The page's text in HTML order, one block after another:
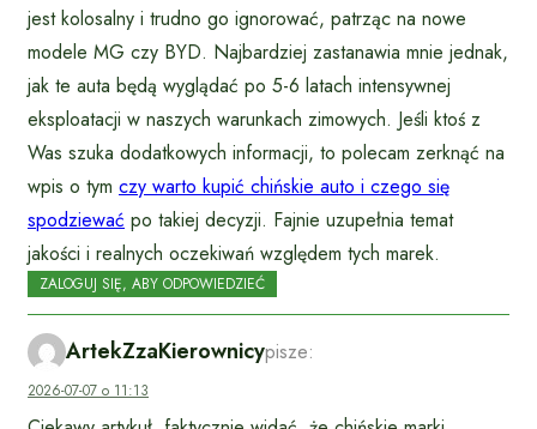
jest kolosalny i trudno go ignorować, patrząc na nowe
modele MG czy BYD. Najbardziej zastanawia mnie jednak,
jak te auta będą wyglądać po 5-6 latach intensywnej
eksploatacji w naszych warunkach zimowych. Jeśli ktoś z
Was szuka dodatkowych informacji, to polecam zerknąć na
wpis o tym czy warto kupić chińskie auto i czego się
spodziewać po takiej decyzji. Fajnie uzupełnia temat
jakości i realnych oczekiwań względem tych marek.
ZALOGUJ SIĘ, ABY ODPOWIEDZIEĆ
ArtekZzaKierownicypisze:
2026-07-07 o 11:13